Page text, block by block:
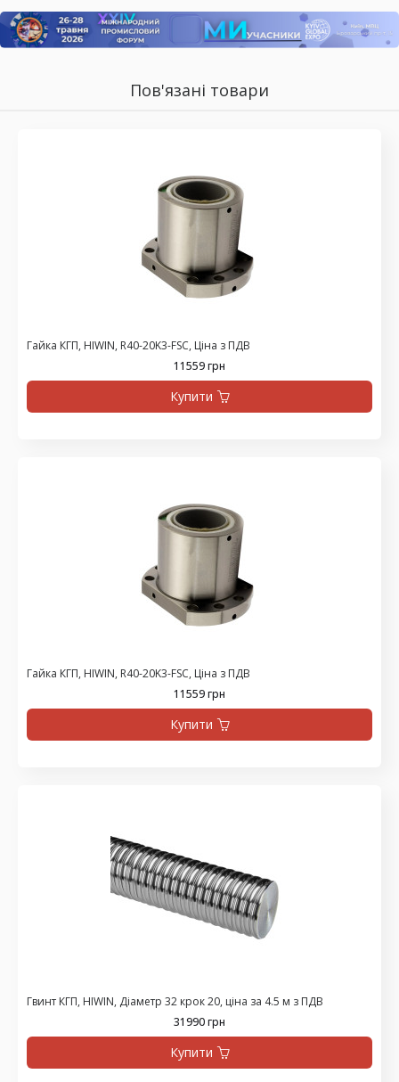
Пов'язані товари
Гайка КГП, HIWIN, R40-20K3-FSC, Ціна з ПДВ
11559 грн
Купити
Гайка КГП, HIWIN, R40-20K3-FSC, Ціна з ПДВ
11559 грн
Купити
Гвинт КГП, HIWIN, Діаметр 32 крок 20, ціна за 4.5 м з ПДВ
31990 грн
Купити